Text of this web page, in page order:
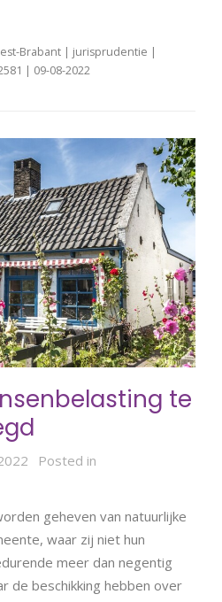
Brabant | jurisprudentie |
| 09-08-2022
te
Posted in
geheven van natuurlijke
waar zij niet hun
meer dan negentig
de beschikking hebben over